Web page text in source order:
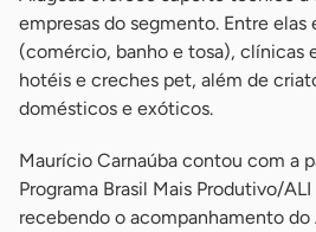
empresas do segmento. Entre elas
(comércio, banho e tosa), clínicas
hotéis e creches pet, além de
domésticos e exóticos.
Maurício Carnaúba contou com a
Programa Brasil Mais Produtivo/
recebendo o acompanhamento